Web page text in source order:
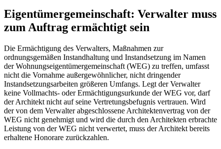
Eigentümergemeinschaft: Verwalter muss
zum Auftrag ermächtigt sein
Die Ermächtigung des Verwalters, Maßnahmen zur
ordnungsgemäßen Instandhaltung und Instandsetzung im Namen
der Wohnungseigentümergemeinschaft (WEG) zu treffen, umfasst
nicht die Vornahme außergewöhnlicher, nicht dringender
Instandsetzungsarbeiten größeren Umfangs. Legt der Verwalter
keine Vollmachts- oder Ermächtigungsurkunde der WEG vor, darf
der Architekt nicht auf seine Vertretungsbefugnis vertrauen. Wird
der von dem Verwalter abgeschlossene Architektenvertrag von der
WEG nicht genehmigt und wird die durch den Architekten erbrachte
Leistung von der WEG nicht verwertet, muss der Architekt bereits
erhaltene Honorare zurückzahlen.